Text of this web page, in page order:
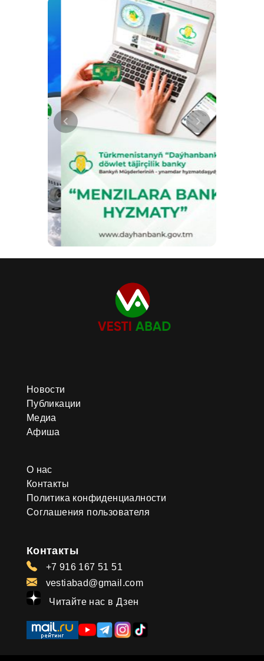
Новости
Публикации
Медиа
Афиша
О нас
Контакты
Политика конфиденциалности
Соглашения пользователя
Контакты
+7 916 167 51 51
vestiabad@gmail.com
Читайте нас в Дзен